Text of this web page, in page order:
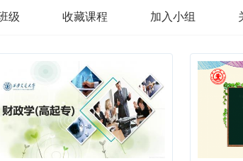
级 收藏课程 加入小组